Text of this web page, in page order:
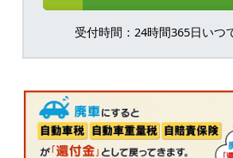
受付時間：24時間365日いつ